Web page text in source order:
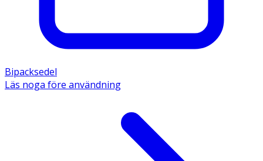
Bipacksedel
Läs noga före användning